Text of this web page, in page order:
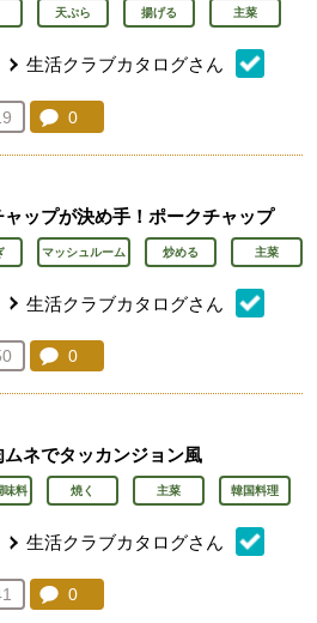
天ぷら 揚げる 主菜
生活クラブカタログさん
気に入り登録：
人が登録
コメント：
0
ャップが決め手！ポークチャップ
マッシュルーム 炒める 主菜
生活クラブカタログさん
気に入り登録：
人が登録
コメント：
0
ムネでタッカンジョン風
味料 焼く 主菜 韓国料理
生活クラブカタログさん
気に入り登録：
人が登録
コメント：
0